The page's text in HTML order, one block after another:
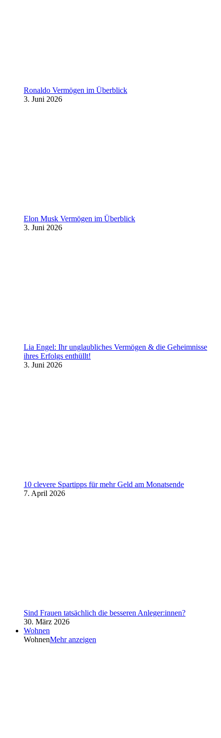
Ronaldo Vermögen im Überblick
3. Juni 2026
Elon Musk Vermögen im Überblick
3. Juni 2026
Lia Engel: Ihr unglaubliches Vermögen & die Geheimnisse
ihres Erfolgs enthüllt!
3. Juni 2026
10 clevere Spartipps für mehr Geld am Monatsende
7. April 2026
Sind Frauen tatsächlich die besseren Anleger:innen?
30. März 2026
Wohnen
WohnenMehr anzeigen